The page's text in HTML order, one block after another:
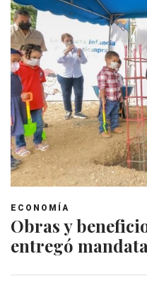
ECONOMÍA
Obras y
entregó